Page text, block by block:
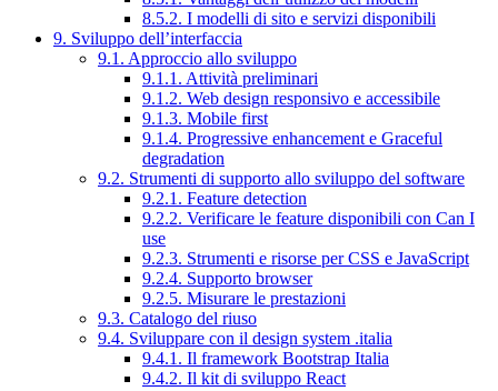
8.5.2. I modelli di sito e servizi disponibili
9. Sviluppo dell’interfaccia
9.1. Approccio allo sviluppo
9.1.1. Attività preliminari
9.1.2. Web design responsivo e accessibile
9.1.3. Mobile first
9.1.4. Progressive enhancement e Graceful
degradation
9.2. Strumenti di supporto allo sviluppo del software
9.2.1. Feature detection
9.2.2. Verificare le feature disponibili con Can I
use
9.2.3. Strumenti e risorse per CSS e JavaScript
9.2.4. Supporto browser
9.2.5. Misurare le prestazioni
9.3. Catalogo del riuso
9.4. Sviluppare con il design system .italia
9.4.1. Il framework Bootstrap Italia
9.4.2. Il kit di sviluppo React